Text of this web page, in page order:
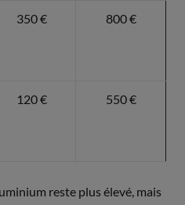
350 € 800 €
120 € 550 €
reste plus élevé, mais